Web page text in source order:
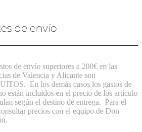
de envío
de envío superiores a 200€ en las
de Valencia y Alicante son
En los demás casos los gastos de
están incluidos en el precio de los
según el destino de entrega.Para el
precios con el equipo de Don